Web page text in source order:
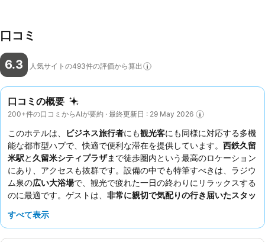
口コミ
6.3 人気サイトの493件の評価から算出
口コミの概要
200+件の口コミからAIが要約 · 最終更新日 : 29 May 2026
このホテルは、 ビジネス旅行者にも観光客にも同様に対応する多機
能な都市型ハブで、快適で便利な滞在を提供しています。 西鉄久留
米駅と久留米シティプラザまで徒歩圏内という最高のロケーション
にあり、アクセスも抜群です。設備の中でも特筆すべきは、ラジウ
ム泉の広い大浴場で、観光で疲れた一日の終わりにリラックスする
のに最適です。ゲストは、 非常に親切で気配りの行き届いたスタッ
朝食ビュッフェ
すべて表示